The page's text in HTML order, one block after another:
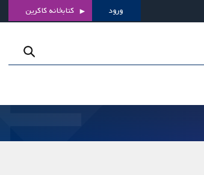
ورود کتابخانه کاکرین